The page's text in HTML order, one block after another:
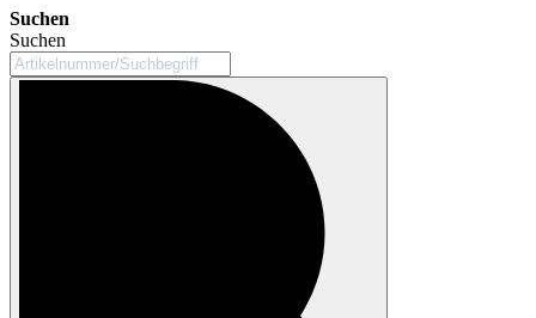
Suchen
Suchen